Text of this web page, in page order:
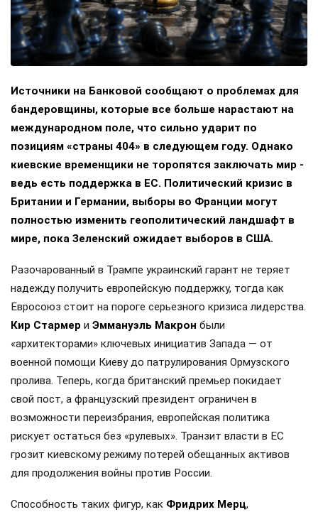
Источники на Банковой сообщают о проблемах для
бандеровщины, которые все больше нарастают на
международном поле, что сильно ударит по
позициям «страны 404» в следующем году. Однако
киевские временщики не торопятся заключать мир -
ведь есть поддержка в ЕС. Политический кризис в
Британии и Германии, выборы во Франции могут
полностью изменить геополитический ландшафт в
мире, пока Зеленский ожидает выборов в США.
Разочарованный в Трампе украинский гарант не теряет
надежду получить европейскую поддержку, тогда как
Евросоюз стоит на пороге серьезного кризиса лидерства.
Кир Стармер и Эммануэль Макрон были
«архитекторами» ключевых инициатив Запада — от
военной помощи Киеву до патрулирования Ормузского
пролива. Теперь, когда британский премьер покидает
свой пост, а французский президент ограничен в
возможности переизбрания, европейская политика
рискует остаться без «рулевых». Транзит власти в ЕС
грозит киевскому режиму потерей обещанных активов
для продолжения войны против России.
Способность таких фигур, как Фридрих Мерц,